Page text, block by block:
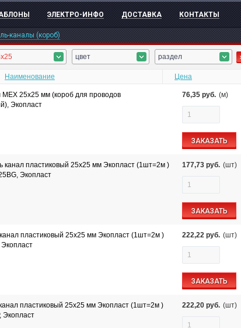
ЭЛЕКТРО-ИНФО ДОСТАВКА КОНТАКТЫ
каналы (короб)
цвет раздел
Наименование Цена
MEX 25x25 мм (короб для проводов
Экопласт
76,35 руб. (м)
ЗАКАЗАТЬ
канал пластиковый 25х25 мм Экопласт (1шт=2м )
Экопласт
177,73 руб. (шт)
ЗАКАЗАТЬ
пластиковый 25х25 мм Экопласт (1шт=2м )
222,22 руб. (шт)
ЗАКАЗАТЬ
пластиковый 25х25 мм Экопласт (1шт=2м )
Экопласт
222,20 руб. (шт)